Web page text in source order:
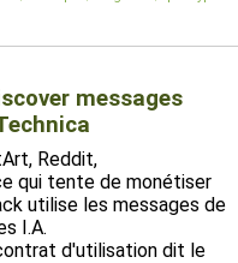
messages
Reddit,
qui tente de monétiser
utilise les messages de
I.A.
d'utilisation dit le